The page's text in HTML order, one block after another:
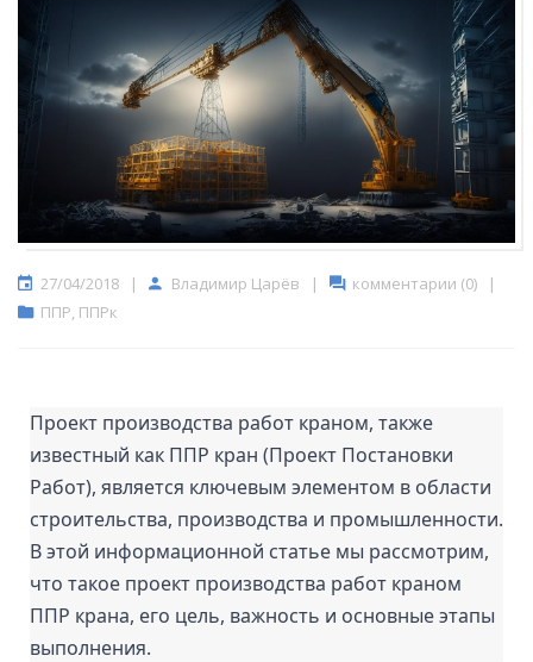
27/04/2018 | Владимир Царёв | комментарии (0)
|
ППР ППРк
Проект производства работ краном, также
известный как ППР кран (Проект Постановки
Работ), является ключевым элементом в области
строительства, производства и промышленности.
В этой информационной статье мы рассмотрим,
что такое проект производства работ краном
ППР крана, его цель, важность и основные этапы
выполнения.